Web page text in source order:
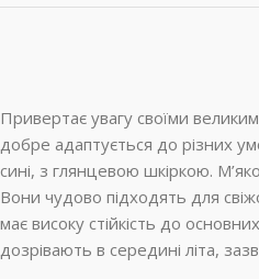
Привертає увагу своїми
добре адаптується до різних
сині, з глянцевою шкіркою.
Вони чудово підходять для
має високу стійкість до
дозрівають в середині літа,